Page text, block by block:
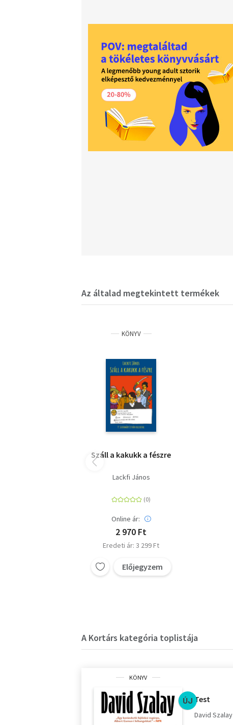
Az általad megtekintett termékek
KÖNYV
Száll a kakukk a fészre
Lackfi János
Online ár:
2 970 Ft
Eredeti ár: 3 299 Ft
Előjegyzem
A Kortárs kategória toplistája
KÖNYV
ÚJ Test
David Szalay